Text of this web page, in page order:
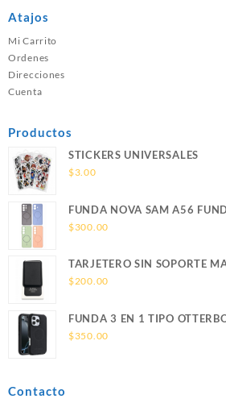
Atajos
Mi Carrito
Ordenes
Direcciones
Cuenta
Productos
STICKERS UNIVERSALES
$3.00
FUNDA NOVA SAM A56
SOPORTE MAGNETICO
$300.00
TARJETERO SIN SOPORTE
LEATHER WALLET MAGSAFE
$200.00
FUNDA 3 EN 1 TIPO
S26 ULTRA SAMSUNG S26
$350.00
Contacto